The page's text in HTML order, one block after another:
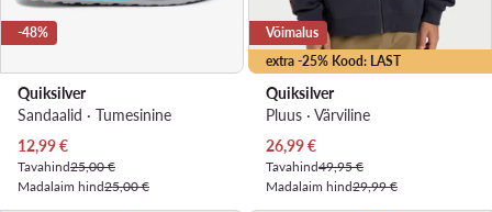
-48%
Quiksilver
Sandaalid · Tumesinine
Praegune hind
12,99€
Tavahind25,00 €
Madalaim hind25,00 €
extra -25% Kood: LAST
Võimalus
Quiksilver
Pluus · Värviline
Praegune hind
26,99€
Tavahind49,95 €
Madalaim hind29,99 €